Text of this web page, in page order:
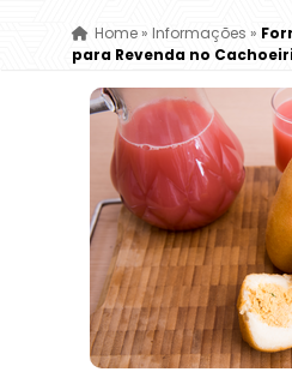
Home» Informações »
para Revenda no